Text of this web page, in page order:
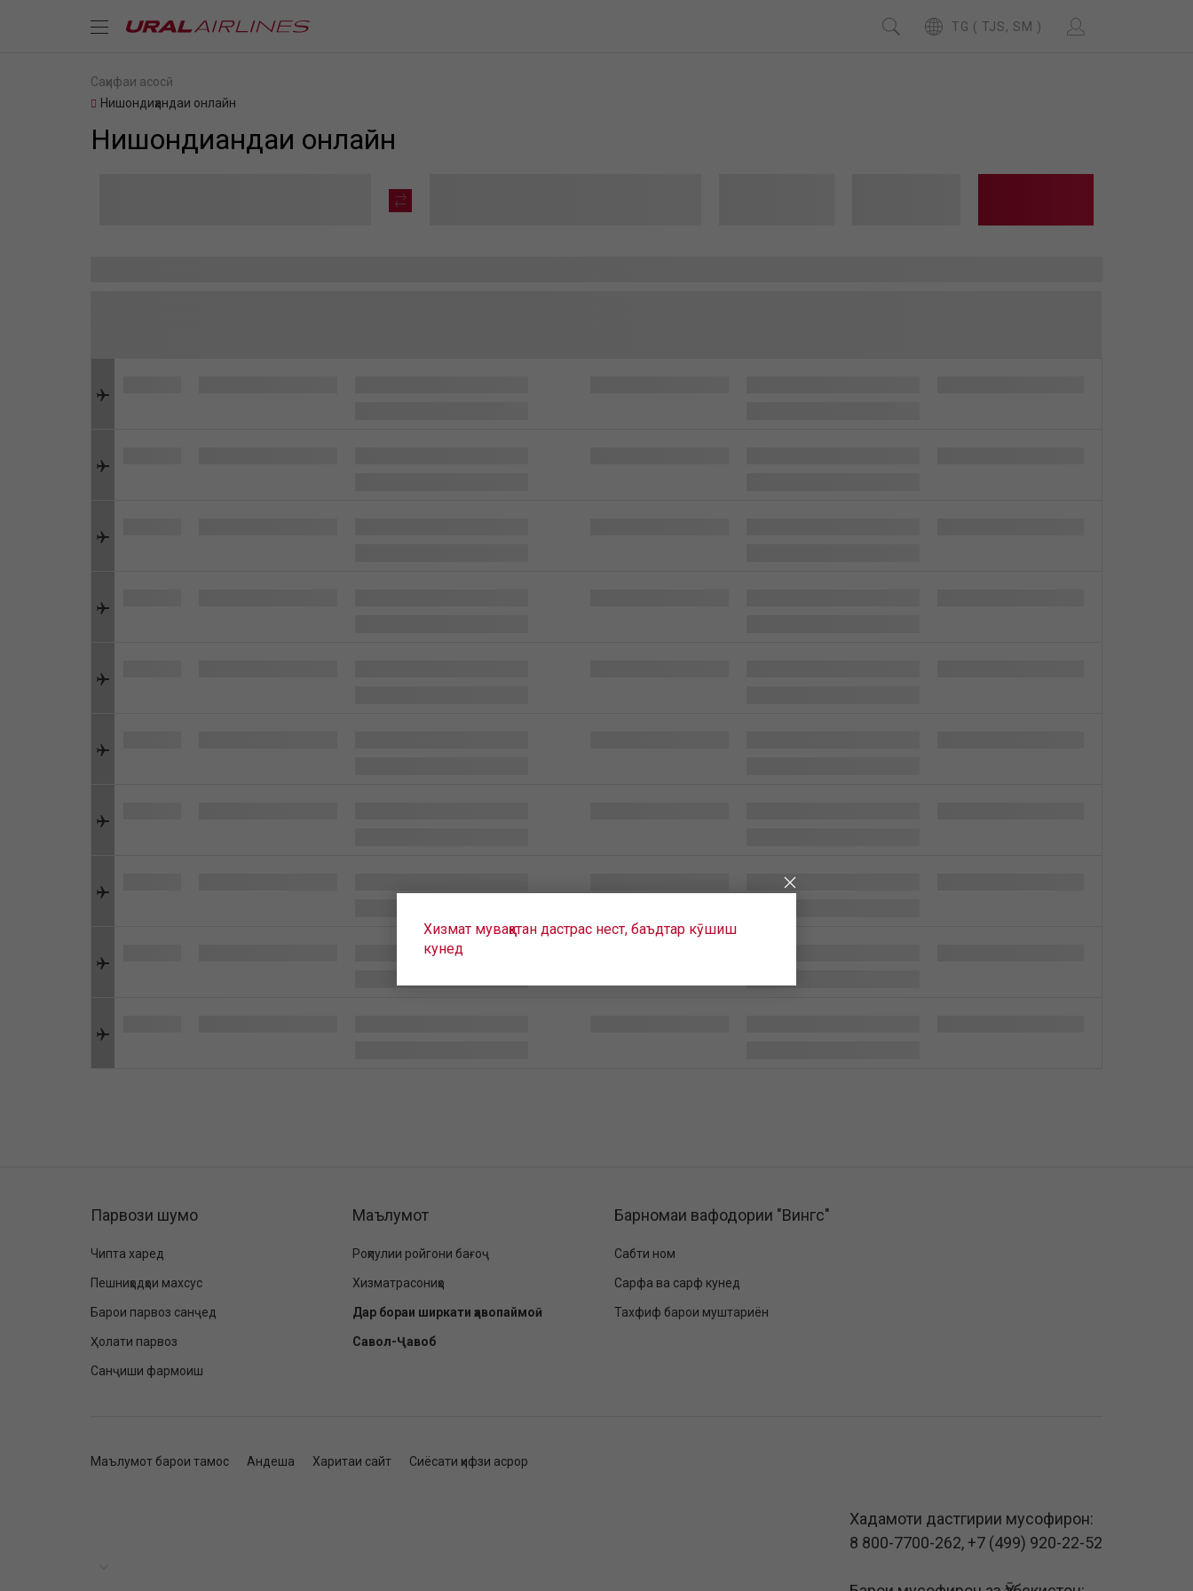
TG ( TJS, SM )
Саҳифаи асосӣ
Нишондиҳандаи онлайн
Нишондиҳандаи онлайн
Хизмат муваққатан дастрас нест, баъдтар кӯшиш
кунед
Парвози шумо
Чипта харед
Пешниҳодҳои махсус
Барои парвоз санҷед
Ҳолати парвоз
Санҷиши фармоиш
Маълумот
Роҳпулии ройгони бағоҷ
Хизматрасониҳо
Дар бораи ширкати ҳавопаймоӣ
Савол-Ҷавоб
Барномаи вафодории "Вингс"
Сабти ном
Сарфа ва сарф кунед
Тахфиф барои муштариён
Маълумот барои тамос Андеша Харитаи сайт Сиёсати ҳифзи асрор
Хадамоти дастгирии мусофирон:
8 800-7700-262,+7 (499) 920-22-52